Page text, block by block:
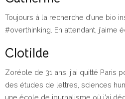
Toujours à la recherche d’une bio
#overthinking. En attendant, j’aime
Clotilde
Zoréole de 31 ans, j’ai quitté Paris
des études de lettres, sciences